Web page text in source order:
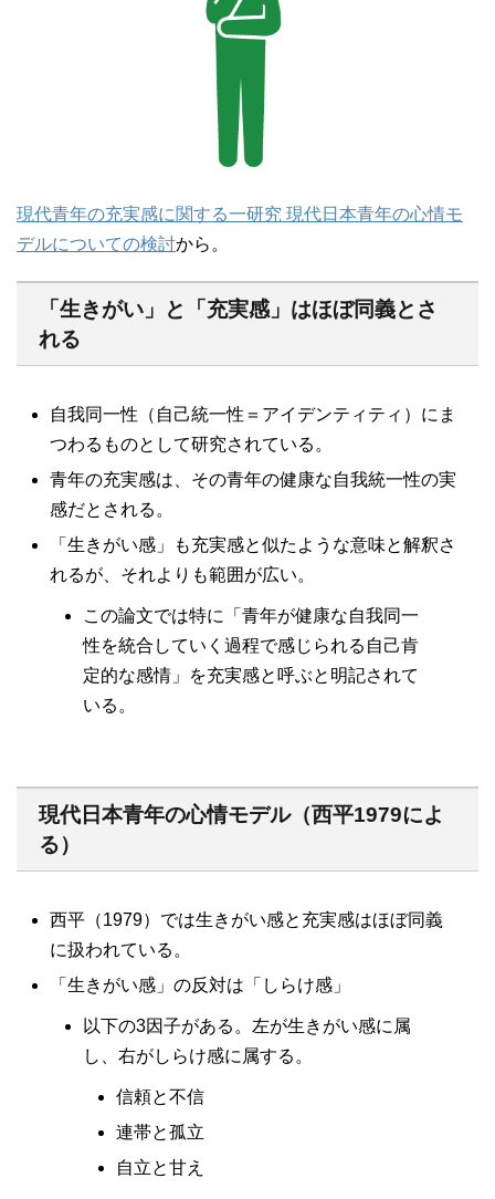
現代青年の充実感に関する一研究 現代日本青年の心情モ
デルについての検討から。
「生きがい」と「充実感」はほぼ同義とさ
れる
自我同一性（自己統一性＝アイデンティティ）にま
つわるものとして研究されている。
青年の充実感は、その青年の健康な自我統一性の実
感だとされる。
「生きがい感」も充実感と似たような意味と解釈さ
れるが、それよりも範囲が広い。
この論文では特に「青年が健康な自我同一
性を統合していく過程で感じられる自己肯
定的な感情」を充実感と呼ぶと明記されて
いる。
現代日本青年の心情モデル（西平1979によ
る）
西平（1979）では生きがい感と充実感はほぼ同義
に扱われている。
「生きがい感」の反対は「しらけ感」
以下の3因子がある。左が生きがい感に属
し、右がしらけ感に属する。
信頼と不信
連帯と孤立
自立と甘え